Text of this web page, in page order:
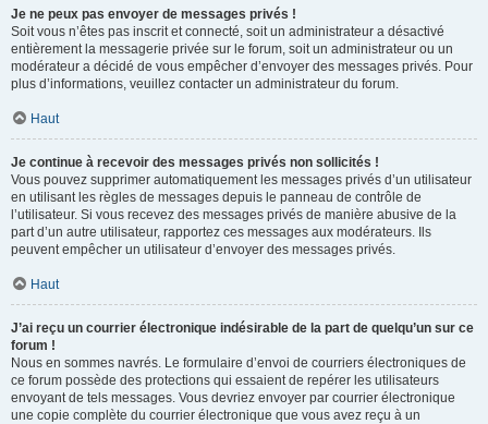
Je ne peux pas envoyer de messages privés !
Soit vous n’êtes pas inscrit et connecté, soit un administrateur a désactivé
entièrement la messagerie privée sur le forum, soit un administrateur ou un
modérateur a décidé de vous empêcher d’envoyer des messages privés. Pour
plus d’informations, veuillez contacter un administrateur du forum.
Haut
Je continue à recevoir des messages privés non sollicités !
Vous pouvez supprimer automatiquement les messages privés d’un utilisateur
en utilisant les règles de messages depuis le panneau de contrôle de
l’utilisateur. Si vous recevez des messages privés de manière abusive de la
part d’un autre utilisateur, rapportez ces messages aux modérateurs. Ils
peuvent empêcher un utilisateur d’envoyer des messages privés.
Haut
J’ai reçu un courrier électronique indésirable de la part de quelqu’un sur ce
forum !
Nous en sommes navrés. Le formulaire d’envoi de courriers électroniques de
ce forum possède des protections qui essaient de repérer les utilisateurs
envoyant de tels messages. Vous devriez envoyer par courrier électronique
une copie complète du courrier électronique que vous avez reçu à un